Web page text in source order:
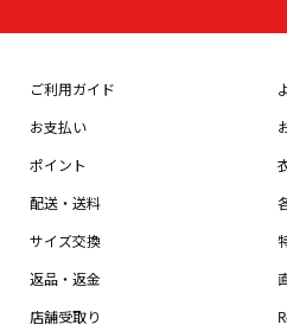
ご利用ガイド
お支払い
ポイント
配送・送料
サイズ交換
返品・返金
店舗受取り